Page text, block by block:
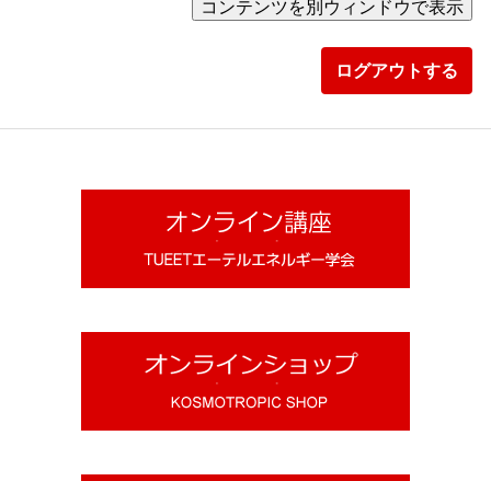
ログアウトする